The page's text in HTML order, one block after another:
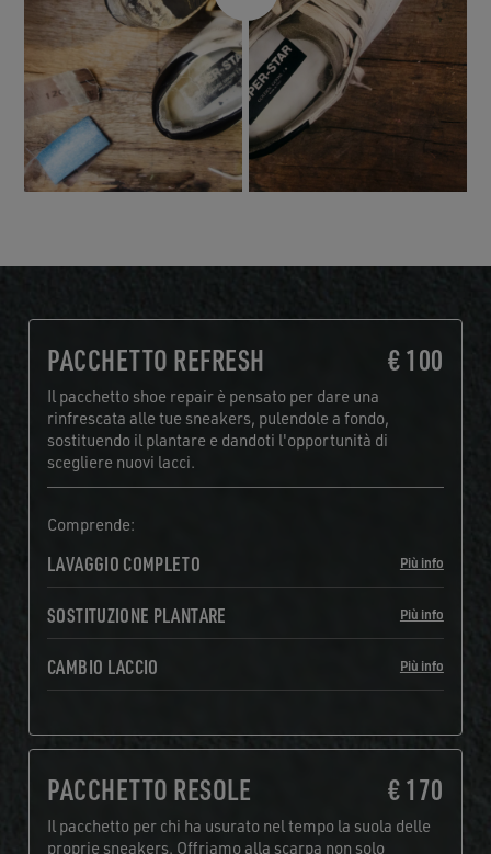
PACCHETTO REFRESH € 100
Il pacchetto shoe repair è pensato per dare una
rinfrescata alle tue sneakers, pulendole a fondo,
sostituendo il plantare e dandoti l'opportunità di
scegliere nuovi lacci.
Comprende:
LAVAGGIO COMPLETO Più info
SOSTITUZIONE PLANTARE Più info
CAMBIO LACCIO Più info
PACCHETTO RESOLE € 170
Il pacchetto per chi ha usurato nel tempo la suola delle
proprie sneakers. Offriamo alla scarpa non solo